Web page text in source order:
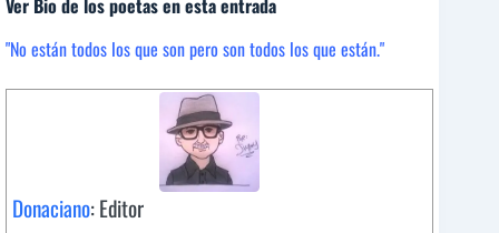
"No están todos los que son pero son todos los que están."
Donaciano: Editor